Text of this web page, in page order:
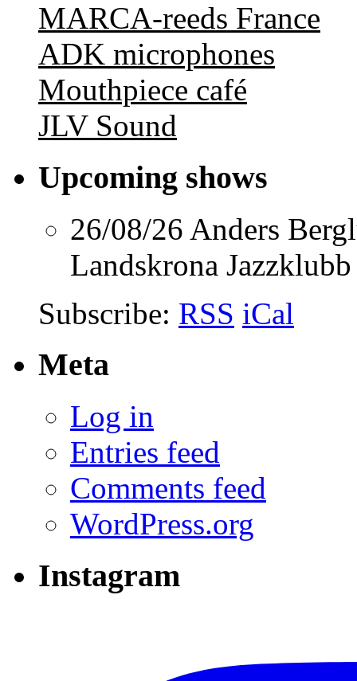
MARCA-reeds France
ADK microphones
Mouthpiece café
JLV Sound
Upcoming shows
26/08/26 Anders
Landskrona Jazzklubb
Subscribe: RSS iCal
Meta
Log in
Entries feed
Comments feed
WordPress.org
Instagram